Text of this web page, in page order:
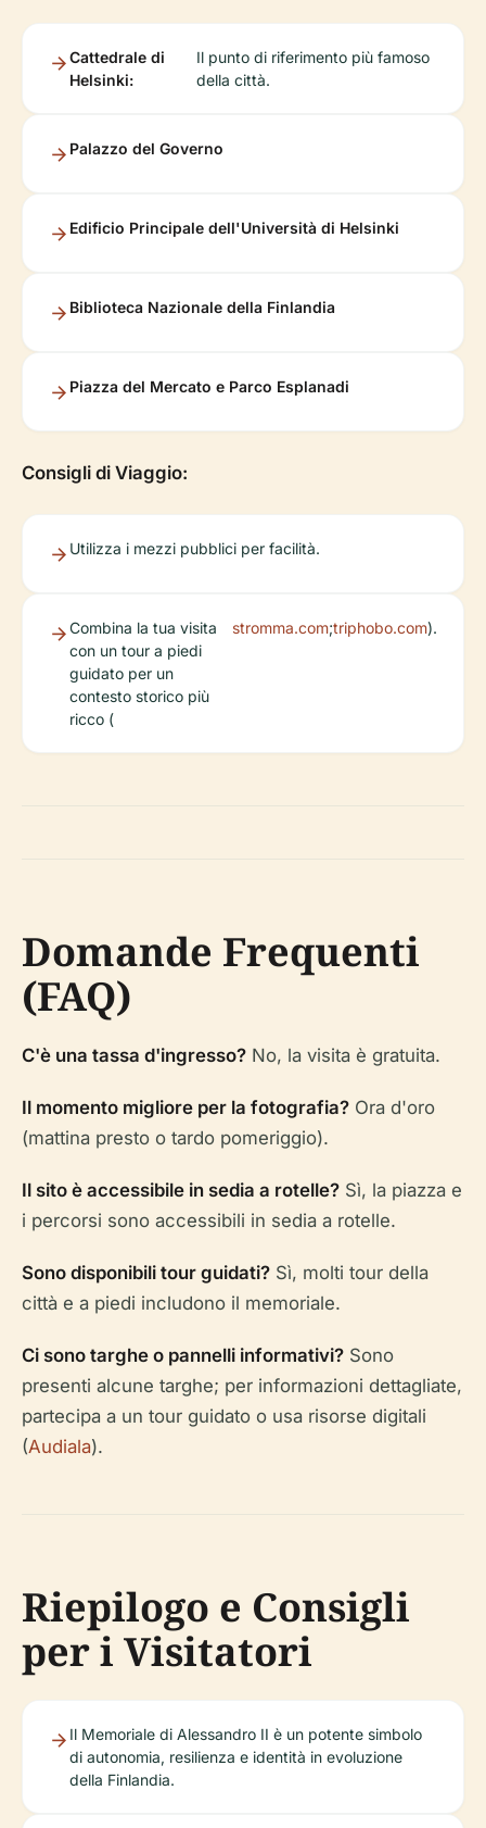
Cattedrale di
Helsinki:
Il punto di riferimento più famoso
della città.
Palazzo del Governo
Edificio Principale dell'Università di Helsinki
Biblioteca Nazionale della Finlandia
Piazza del Mercato e Parco Esplanadi
Consigli di Viaggio:
Utilizza i mezzi pubblici per facilità.
Combina la tua visita
con un tour a piedi
guidato per un
contesto storico più
ricco (
stromma.com;triphobo.com).
Domande Frequenti
(FAQ)
C'è una tassa d'ingresso? No, la visita è gratuita.
Il momento migliore per la fotografia? Ora d'oro
(mattina presto o tardo pomeriggio).
Il sito è accessibile in sedia a rotelle? Sì, la piazza e
i percorsi sono accessibili in sedia a rotelle.
Sono disponibili tour guidati? Sì, molti tour della
città e a piedi includono il memoriale.
Ci sono targhe o pannelli informativi? Sono
presenti alcune targhe; per informazioni dettagliate,
partecipa a un tour guidato o usa risorse digitali
(Audiala).
Riepilogo e Consigli
per i Visitatori
Il Memoriale di Alessandro II è un potente simbolo
di autonomia, resilienza e identità in evoluzione
della Finlandia.